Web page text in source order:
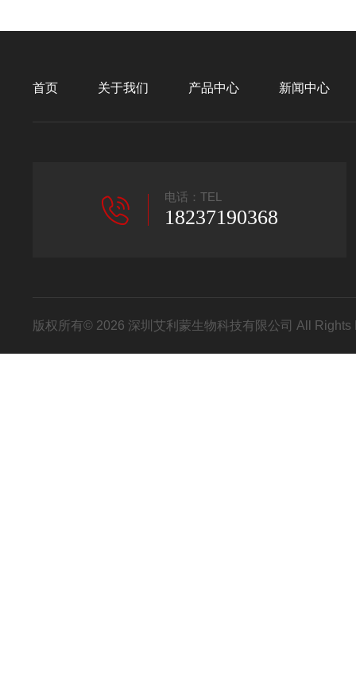
首页 关于我们 产品中心 新闻中心
电话：TEL
18237190368
版权所有© 2026 深圳艾利蒙生物科技有限公司 All